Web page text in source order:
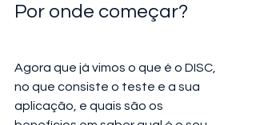
Por onde começar?
Agora que já vimos o que é o DISC,
no que consiste o teste e a sua
aplicação, e quais são os